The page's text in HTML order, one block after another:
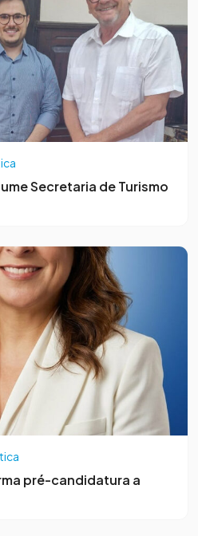
Secretaria de Turismo
pré-candidatura a